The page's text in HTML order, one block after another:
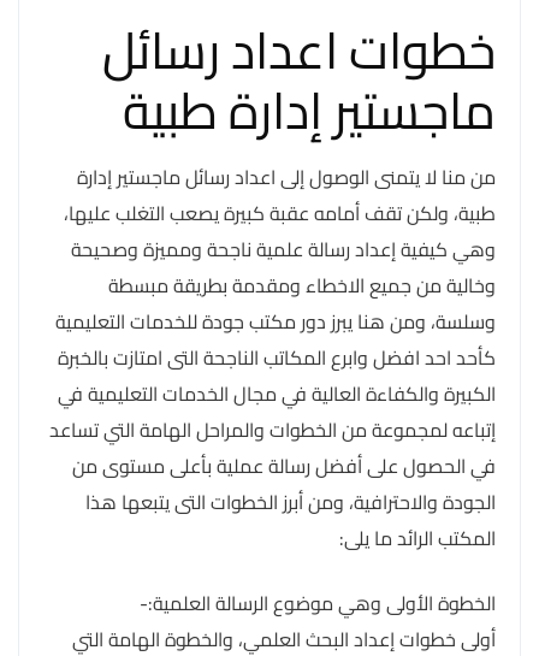
خطوات اعداد رسائل
ماجستير إدارة طبية
من منا لا يتمنى الوصول إلى اعداد رسائل ماجستير إدارة
طبية، ولكن تقف أمامه عقبة كبيرة يصعب التغلب عليها،
وهي كيفية إعداد رسالة علمية ناجحة ومميزة وصحيحة
وخالية من جميع الاخطاء ومقدمة بطريقة مبسطة
وسلسة، ومن هنا يبرز دور مكتب جودة للخدمات التعليمية
كأحد احد افضل وابرع المكاتب الناجحة التى امتازت بالخبرة
الكبيرة والكفاءة العالية في مجال الخدمات التعليمية في
إتباعه لمجموعة من الخطوات والمراحل الهامة التي تساعد
في الحصول على أفضل رسالة عملية بأعلى مستوى من
الجودة والاحترافية، ومن أبرز الخطوات التى يتبعها هذا
المكتب الرائد ما يلى:
الخطوة الأولى وهي موضوع الرسالة العلمية:-
أولى خطوات إعداد البحث العلمي، والخطوة الهامة التي